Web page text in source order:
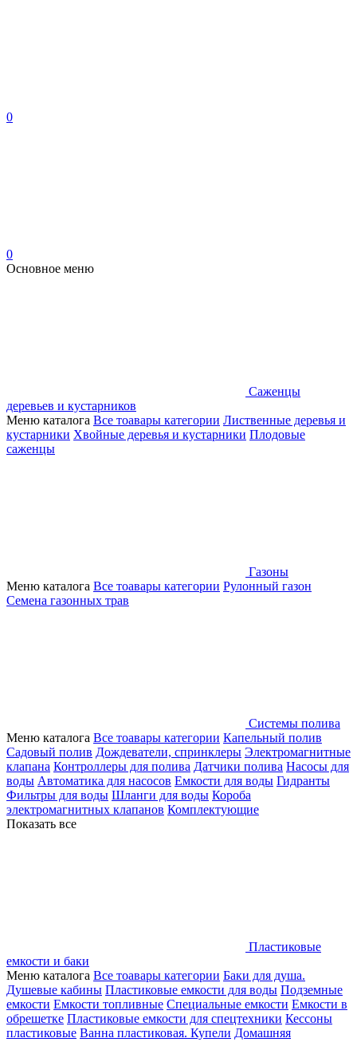
0
0
Основное меню
Саженцы
деревьев и кустарников
Меню каталога Все тоавары категории Лиственные деревья и
кустарники Хвойные деревья и кустарники Плодовые
саженцы
Газоны
Меню каталога Все тоавары категории Рулонный газон
Семена газонных трав
Системы полива
Меню каталога Все тоавары категории Капельный полив
Садовый полив Дождеватели, спринклеры Электромагнитные
клапана Контроллеры для полива Датчики полива Насосы для
воды Автоматика для насосов Емкости для воды Гидранты
Фильтры для воды Шланги для воды Короба
электромагнитных клапанов Комплектующие
Показать все
Пластиковые
емкости и баки
Меню каталога Все тоавары категории Баки для душа.
Душевые кабины Пластиковые емкости для воды Подземные
емкости Емкости топливные Специальные емкости Емкости в
обрешетке Пластиковые емкости для спецтехники Кессоны
пластиковые Ванна пластиковая. Купели Домашняя